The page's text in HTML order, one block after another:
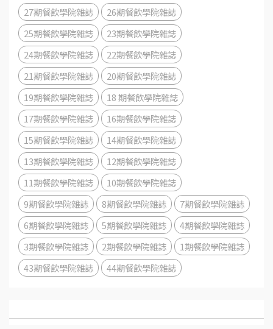
27期餐飲學院雜誌
26期餐飲學院雜誌
25期餐飲學院雜誌
23期餐飲學院雜誌
24期餐飲學院雜誌
22期餐飲學院雜誌
21期餐飲學院雜誌
20期餐飲學院雜誌
19期餐飲學院雜誌
18 期餐飲學院雜誌
17期餐飲學院雜誌
16期餐飲學院雜誌
15期餐飲學院雜誌
14期餐飲學院雜誌
13期餐飲學院雜誌
12期餐飲學院雜誌
11期餐飲學院雜誌
10期餐飲學院雜誌
9期餐飲學院雜誌
8期餐飲學院雜誌
7期餐飲學院雜誌
6期餐飲學院雜誌
5期餐飲學院雜誌
4期餐飲學院雜誌
3期餐飲學院雜誌
2期餐飲學院雜誌
1期餐飲學院雜誌
43期餐飲學院雜誌
44期餐飲學院雜誌